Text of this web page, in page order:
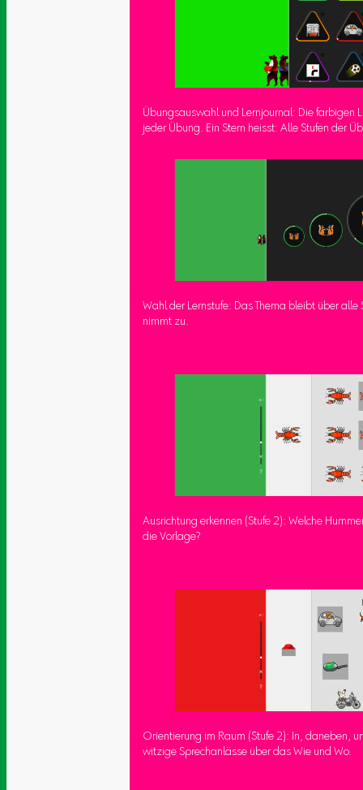
Übungsauswahl und Lernjournal: Die farbigen
jeder Übung. Ein Stern heisst: Alle Stufen der
Wahl der Lernstufe: Das Thema bleibt über alle
nimmt zu.
Ausrichtung erkennen (Stufe 2): Welche
die Vorlage?
Orientierung im Raum (Stufe 2): In, daneben,
witzige Sprechanlässe über das Wie und Wo.